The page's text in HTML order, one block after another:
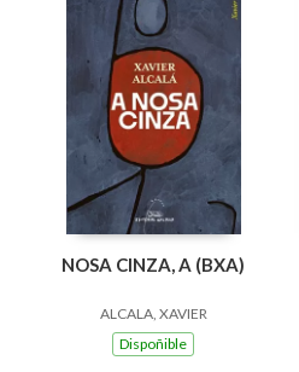
NOSA CINZA, A (BXA)
ALCALA, XAVIER
Dispoñible